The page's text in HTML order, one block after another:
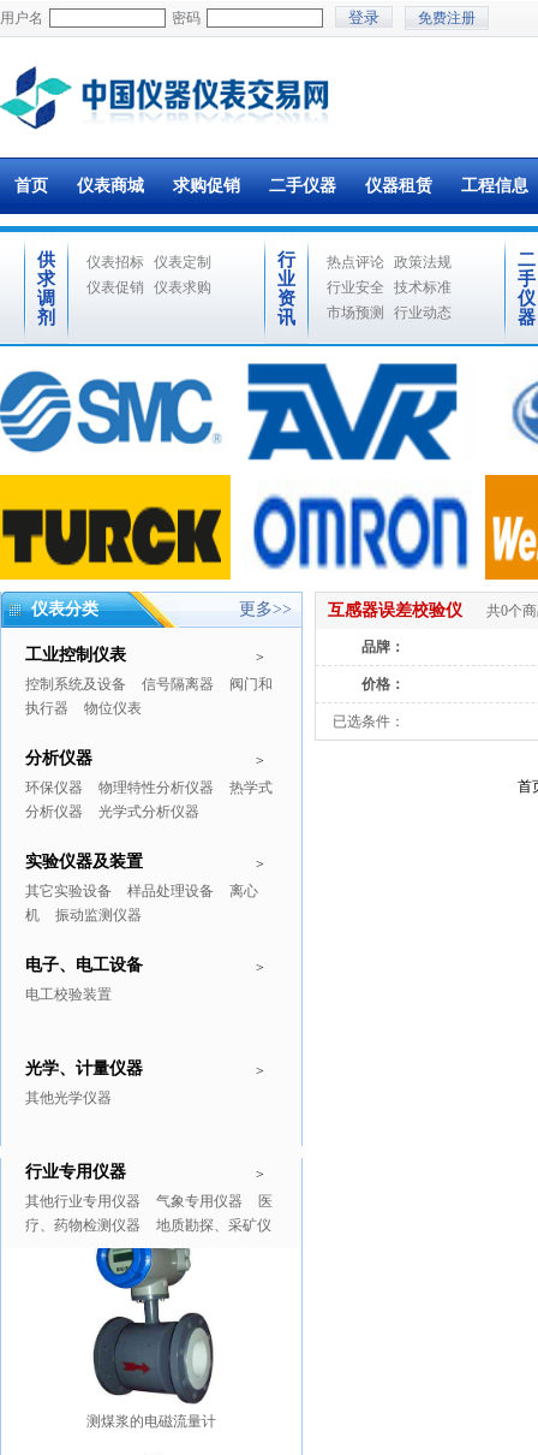
用户名 密码 免费注册
首页 仪表商城 求购促销 二手仪器 仪器租赁 工程信息
供
求
调
剂
仪表招标 仪表定制
仪表促销
仪表求购
行
业
资
讯
热点评论 政策法规
行业安全
技术标准
市场预测
行业动态
二
手
仪
器
仪表分类 更多>>
>
工业控制仪表
控制系统及设备 信号隔离器
阀门和
执行器
物位仪表
>
分析仪器
环保仪器 物理特性分析仪器
热学式
分析仪器
光学式分析仪器
>
实验仪器及装置
其它实验设备 样品处理设备
离心
机
振动监测仪器
>
电子、电工设备
电工校验装置
>
光学、计量仪器
其他光学仪器
>
行业专用仪器
其他行业专用仪器 气象专用仪器
医
疗、药物检测仪器
地质勘探、采矿仪
推广商品 更多>>
测煤浆的电磁流量计
互感器误差校验仪 共0个
品牌：
价格：
已选条件：
首